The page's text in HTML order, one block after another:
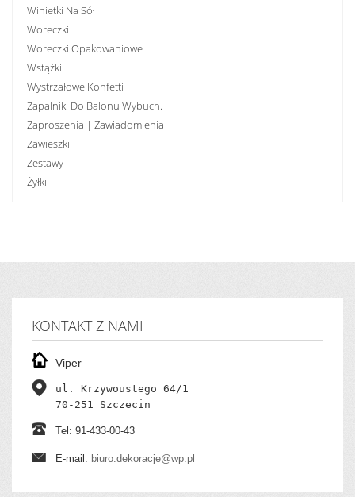
Winietki Na Sół
Woreczki
Woreczki Opakowaniowe
Wstążki
Wystrzałowe Konfetti
Zapalniki Do Balonu Wybuch.
Zaproszenia | Zawiadomienia
Zawieszki
Zestawy
Żyłki
KONTAKT Z NAMI
Viper
ul. Krzywoustego 64/1
70-251 Szczecin
Tel: 91-433-00-43
E-mail: biuro.dekoracje@wp.pl